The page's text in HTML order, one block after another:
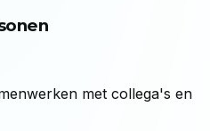
met collega's en